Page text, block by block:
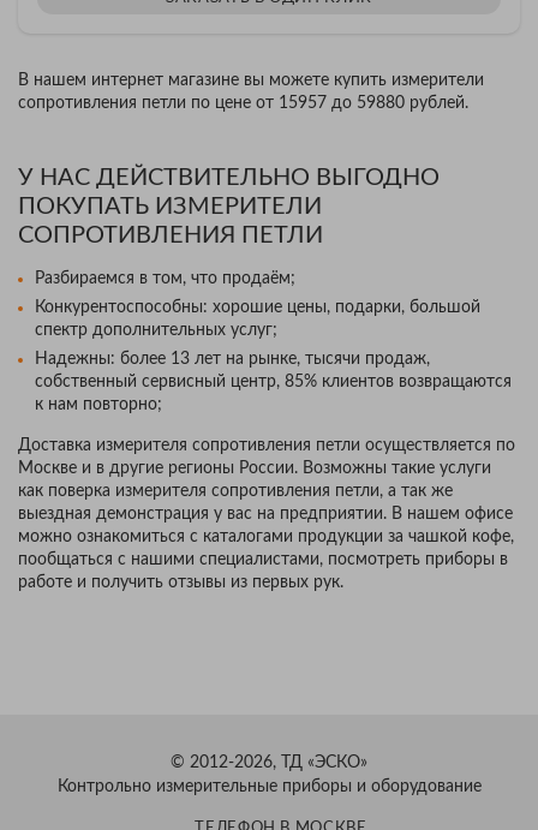
В нашем интернет магазине вы можете купить измерители
сопротивления петли по цене от 15957 до 59880 рублей.
У НАС ДЕЙСТВИТЕЛЬНО ВЫГОДНО
ПОКУПАТЬ ИЗМЕРИТЕЛИ
СОПРОТИВЛЕНИЯ ПЕТЛИ
Разбираемся в том, что продаём;
Конкурентоспособны: хорошие цены, подарки, большой
спектр дополнительных услуг;
Надежны: более 13 лет на рынке, тысячи продаж,
собственный сервисный центр, 85% клиентов возвращаются
к нам повторно;
Доставка измерителя сопротивления петли осуществляется по
Москве и в другие регионы России. Возможны такие услуги
как поверка измерителя сопротивления петли, а так же
выездная демонстрация у вас на предприятии. В нашем офисе
можно ознакомиться с каталогами продукции за чашкой кофе,
пообщаться с нашими специалистами, посмотреть приборы в
работе и получить отзывы из первых рук.
© 2012-2026, ТД «ЭСКО»
Контрольно измерительные приборы и оборудование